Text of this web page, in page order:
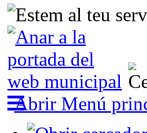
Abrir Menú